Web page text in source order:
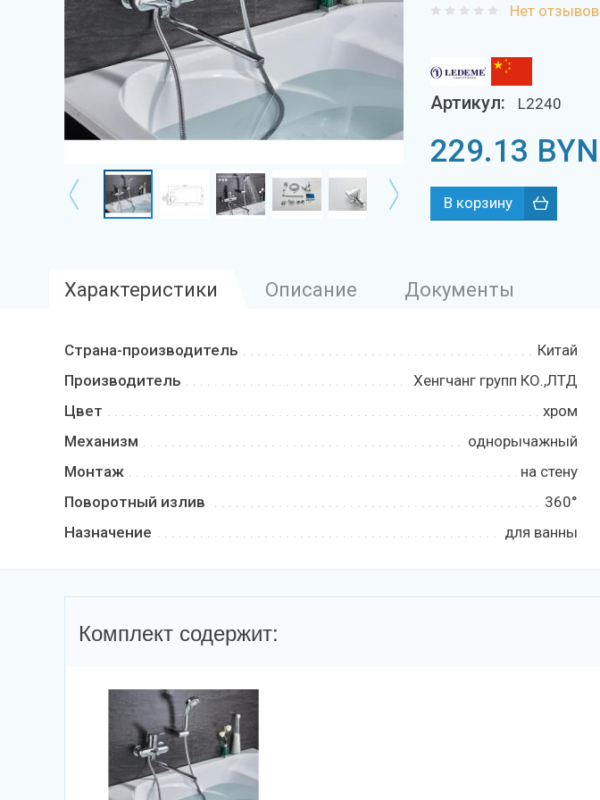
Нет отзывов
Артикул: L2240
229.13 BYN
Характеристики Описание Документы
Страна-производитель
Китай
Производитель
Хенгчанг групп КО.,ЛТД
Цвет
хром
Механизм
однорычажный
Монтаж
на стену
Поворотный излив
360°
Назначение
для ванны
Комплект содержит: